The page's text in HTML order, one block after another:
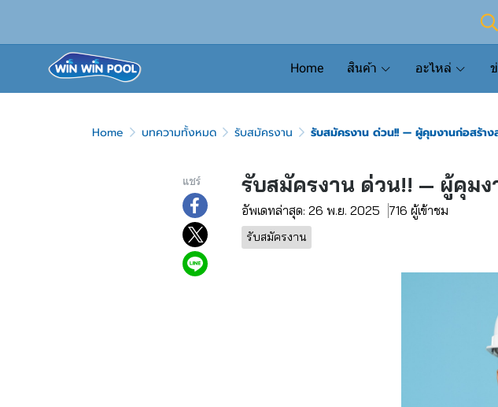
Home สินค้า อะไหล่
Home บทความทั้งหมด รับสมัครงาน รับสมัครงาน ด่วน!! — ผู้คุมงานก่อสร้าง
แชร์ รับสมัครงาน ด่วน!! — ผู้คุม
อัพเดทล่าสุด: 26 พ.ย. 2025 716 ผู้เข้าชม
รับสมัครงาน